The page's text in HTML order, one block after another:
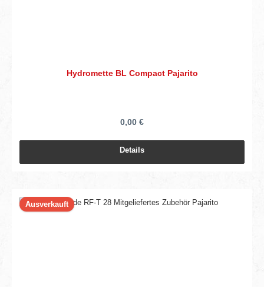
Hydromette BL Compact Pajarito
0,00 €
Details
Ausverkauft